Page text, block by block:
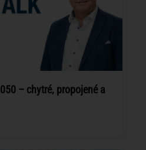
– chytré, propojené a